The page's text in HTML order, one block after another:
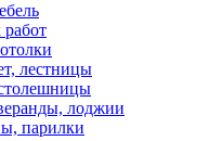
лестницы
лоджии
парилки